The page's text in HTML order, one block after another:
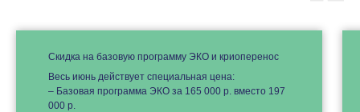
Скидка на базовую программу ЭКО и криоперенос
Весь июнь действует специальная цена:
– Базовая программа ЭКО за 165 000 р. вместо 197
000 р.